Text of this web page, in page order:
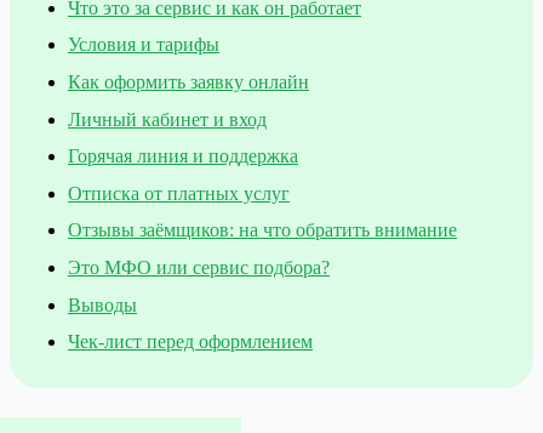
Что это за сервис и как он работает
Условия и тарифы
Как оформить заявку онлайн
Личный кабинет и вход
Горячая линия и поддержка
Отписка от платных услуг
Отзывы заёмщиков: на что обратить внимание
Это МФО или сервис подбора?
Выводы
Чек-лист перед оформлением